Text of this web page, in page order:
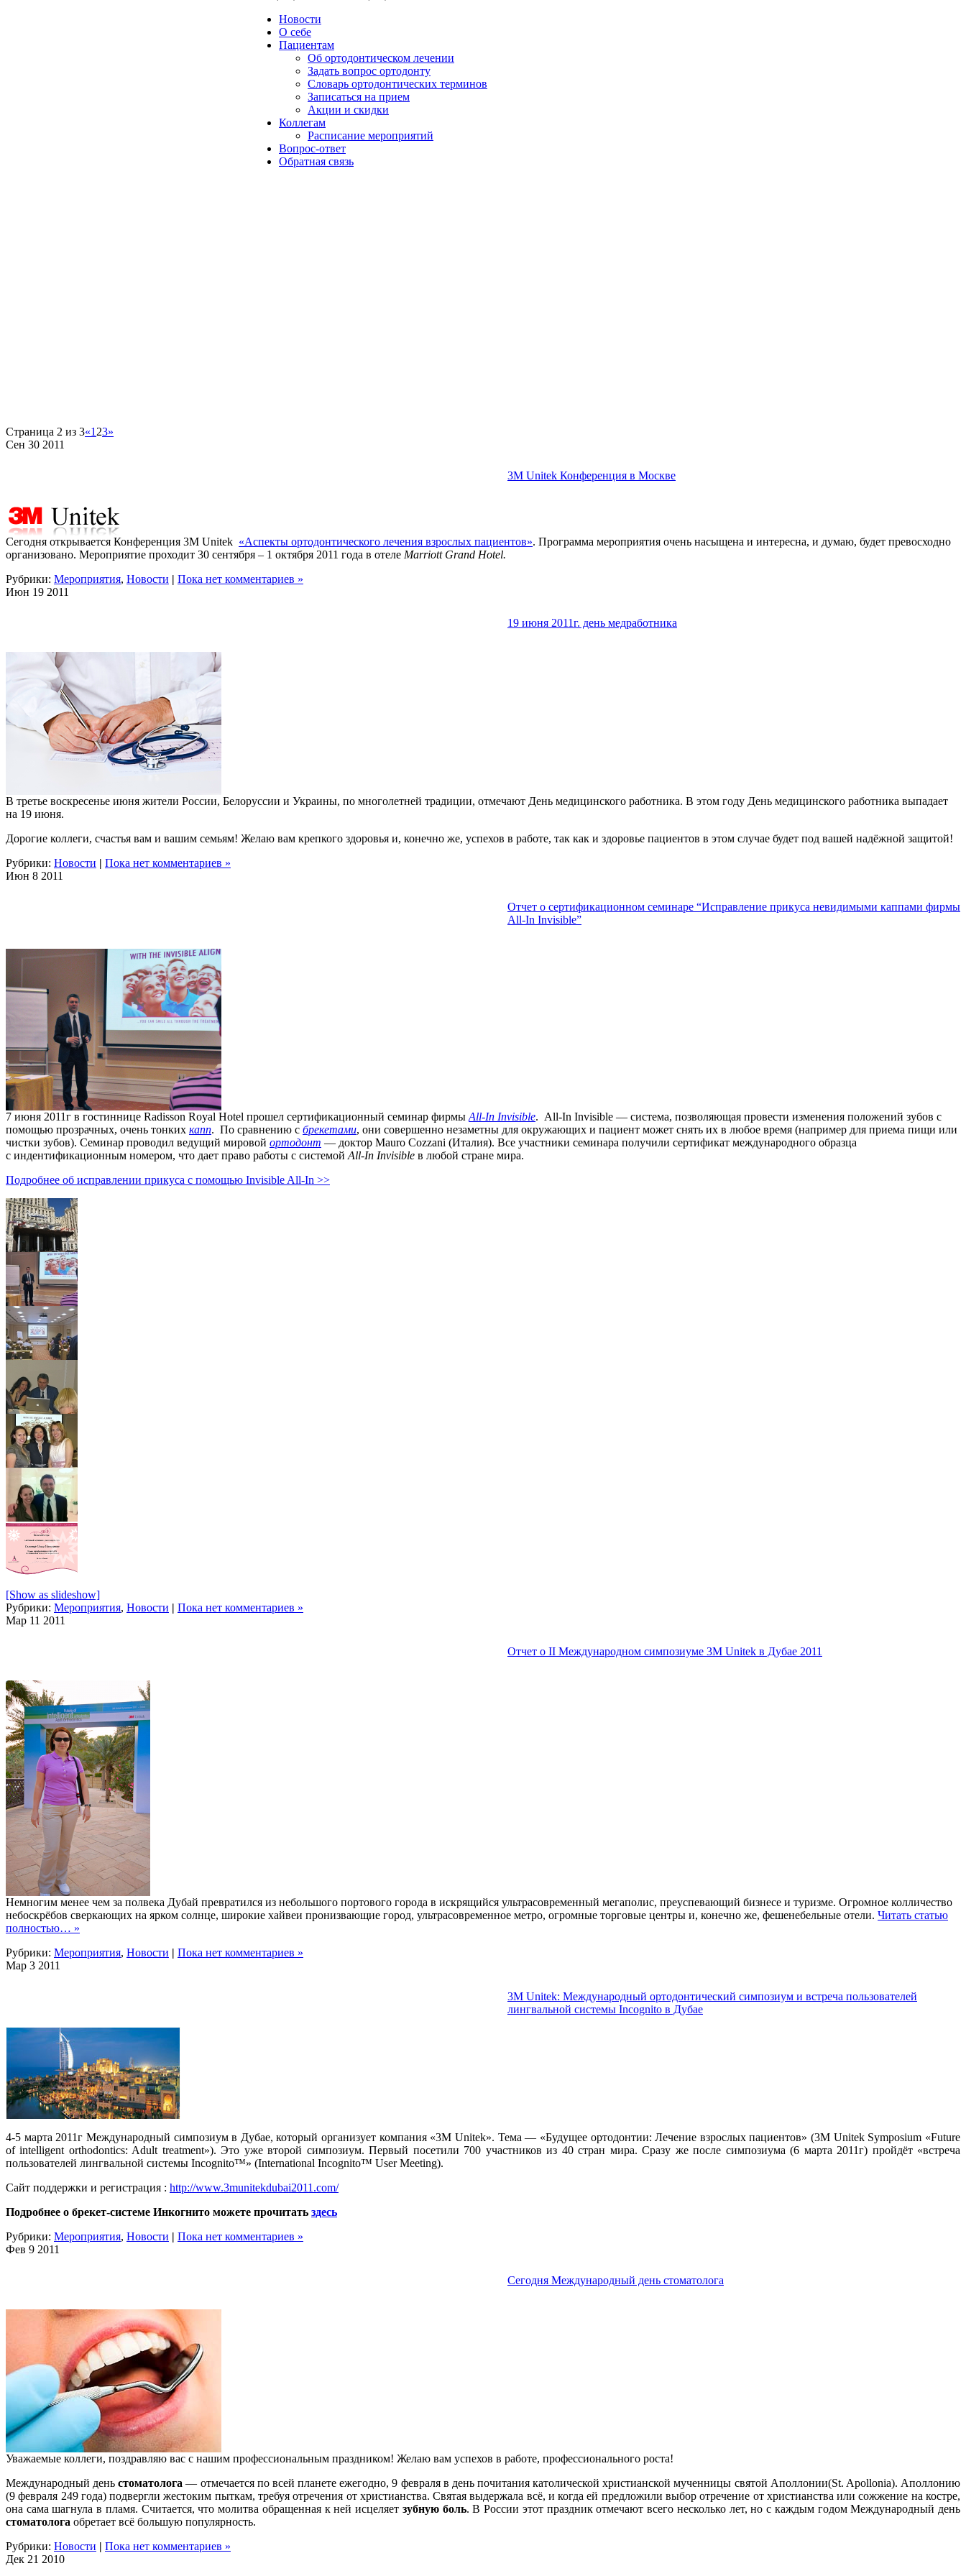
Новости
О себе
Пациентам
Об ортодонтическом лечении
Задать вопрос ортодонту
Словарь ортодонтических терминов
Записаться на прием
Акции и скидки
Коллегам
Расписание мероприятий
Вопрос-ответ
Обратная связь
Страница 2 из 3«1 23»
Сен 30 2011
3М Unitek Конференция в Москве
Сегодня открывается Конференция 3М Unitek «Аспекты ортодонтического лечения взрослых пациентов». Программа мероприятия очень насыщена и интересна, и думаю, будет превосходно
организовано. Мероприятие проходит 30 сентября – 1 октября 2011 года в отеле Marriott Grand Hotel.
Рубрики: Мероприятия, Новости | Пока нет комментариев »
Июн 19 2011
19 июня 2011г. день медработника
В третье воскресенье июня жители России, Белоруссии и Украины, по многолетней традиции, отмечают День медицинского работника. В этом году День медицинского работника выпадает
на 19 июня.
Дорогие коллеги, счастья вам и вашим семьям! Желаю вам крепкого здоровья и, конечно же, успехов в работе, так как и здоровье пациентов в этом случае будет под вашей надёжной защитой!
Рубрики: Новости | Пока нет комментариев »
Июн 8 2011
Отчет о сертификационном семинаре “Исправление прикуса невидимыми каппами фирмы
All-In Invisible”
7 июня 2011г в гостиннице Radisson Royal Hotel прошел сертификационный семинар фирмы All-In Invisible. All-In Invisible — система, позволяющая провести изменения положений зубов с
помощью прозрачных, очень тонких капп. По сравнению с брекетами, они совершенно незаметны для окружающих и пациент может снять их в любое время (например для приема пищи или
чистки зубов). Семинар проводил ведущий мировой ортодонт — доктор Mauro Cozzani (Италия). Все участники семинара получили сертификат международного образца
с индентификационным номером, что дает право работы с системой All-In Invisible в любой стране мира.
Подробнее об исправлении прикуса с помощью Invisible All-In >>
[Show as slideshow]
Рубрики: Мероприятия, Новости | Пока нет комментариев »
Мар 11 2011
Отчет о II Международном симпозиуме 3М Unitek в Дубае 2011
Немногим менее чем за полвека Дубай превратился из небольшого портового города в искрящийся ультрасовременный мегаполис, преуспевающий бизнесе и туризме. Огромное колличество
небоскрёбов сверкающих на ярком солнце, широкие хайвеи пронизвающие город, ультрасовременное метро, огромные торговые центры и, конечно же, фешенебельные отели. Читать статью
полностью… »
Рубрики: Мероприятия, Новости | Пока нет комментариев »
Мар 3 2011
3М Unitek: Международный ортодонтический симпозиум и встреча пользователей
лингвальной системы Incognito в Дубае
4-5 марта 2011г Международный симпозиум в Дубае, который организует компания «3М Unitek». Тема — «Будущее ортодонтии: Лечение взрослых пациентов» (3M Unitek Symposium «Future
of intelligent orthodontics: Adult treatment»). Это уже второй симпозиум. Первый посетили 700 участников из 40 стран мира. Сразу же после симпозиума (6 марта 2011г) пройдёт «встреча
пользователей лингвальной системы Incognito™» (International Incognito™ User Meeting).
Сайт поддержки и регистрация : http://www.3munitekdubai2011.com/
Подробнее о брекет-системе Инкогнито можете прочитать здесь
Рубрики: Мероприятия, Новости | Пока нет комментариев »
Фев 9 2011
Сегодня Международный день стоматолога
Уважаемые коллеги, поздравляю вас с нашим профессиональным праздником! Желаю вам успехов в работе, профессионального роста!
Международный деньстоматолога — отмечается по всей планете ежегодно, 9 февраля в день почитания католической христианской мученницы святой Аполлонии(St. Apollonia). Аполлонию
(9 февраля 249 года) подвергли жестоким пыткам, требуя отречения от христианства. Святая выдержала всё, и когда ей предложили выбор отречение от христианства или сожжение на костре,
она сама шагнула в пламя. Считается, что молитва обращенная к ней исцеляет зубную боль. В России этот праздник отмечают всего несколько лет, но с каждым годом Международный день
стоматолога обретает всё большую популярность.
Рубрики: Новости | Пока нет комментариев »
Дек 21 2010